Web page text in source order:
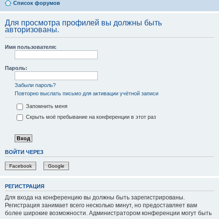
Список форумов
Для просмотра профилей вы должны быть
авторизованы.
Имя пользователя:
Пароль:
Забыли пароль?
Повторно выслать письмо для активации учётной записи
Запомнить меня
Скрыть моё пребывание на конференции в этот раз
ВОЙТИ ЧЕРЕЗ
Facebook Google
РЕГИСТРАЦИЯ
Для входа на конференцию вы должны быть зарегистрированы.
Регистрация занимает всего несколько минут, но предоставляет вам
более широкие возможности. Администратором конференции могут быть